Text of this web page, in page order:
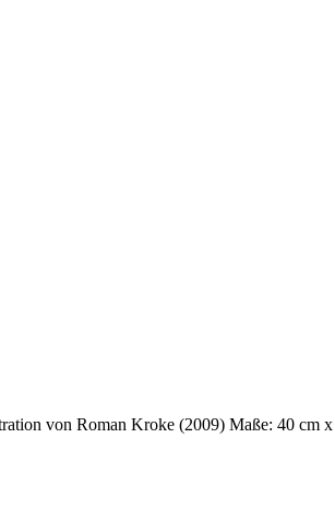
von Roman Kroke (2009) Maße: 40 cm